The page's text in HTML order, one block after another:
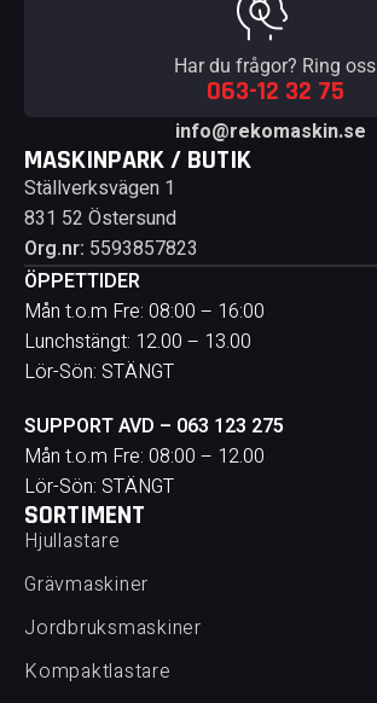
Har du frågor? Ring oss
063-12 32 75
info@rekomaskin.se
MASKINPARK / BUTIK
Ställverksvägen 1
831 52 Östersund
Org.nr: 5593857823
ÖPPETTIDER
Mån t.o.m Fre: 08:00 – 16:00
Lunchstängt: 12.00 – 13.00
Lör-Sön: STÄNGT
SUPPORT AVD – 063 123 275
Mån t.o.m Fre: 08:00 – 12.00
Lör-Sön: STÄNGT
SORTIMENT
Hjullastare
Grävmaskiner
Jordbruksmaskiner
Kompaktlastare